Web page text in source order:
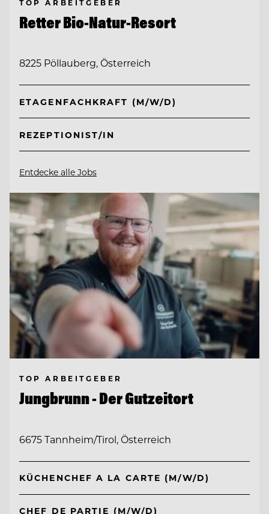
TOP ARBEITGEBER
Retter Bio-Natur-Resort
8225 Pöllauberg, Österreich
ETAGENFACHKRAFT (M/W/D)
REZEPTIONIST/IN
Entdecke alle Jobs
TOP ARBEITGEBER
Jungbrunn - Der Gutzeitort
6675 Tannheim/Tirol, Österreich
KÜCHENCHEF A LA CARTE (M/W/D)
CHEF DE PARTIE (M/W/D)